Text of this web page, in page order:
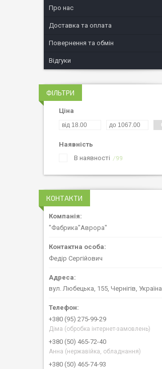
Про нас
Доставка та оплата
Повернення та обмін
Відгуки
ФІЛЬТРИ
Ціна
Наявність
В наявності
99
КОНТАКТИ
"Фабрика"Аврора"
Федір Сергійович
вул. Любецька, 155, Чернігів, Україна
+380 (95) 275-99-29
Діма (обробка інтернет-замовлень)
+380 (50) 465-72-40
Анна (нержавійка, обладнання)
+380 (50) 465-74-93